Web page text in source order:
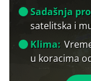
Sadašnja
satelitska i
Klima:
u koracima